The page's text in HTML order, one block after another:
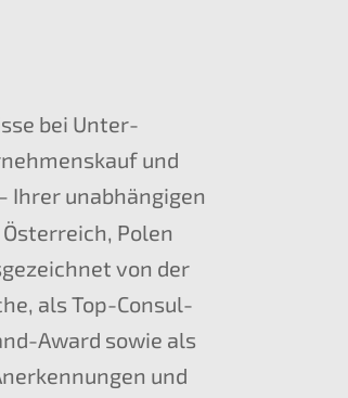
bei Unter­
und
Ihrer unabhän­gi­gen
Polen
von der
als Top-Consul­
Award sowie als
und